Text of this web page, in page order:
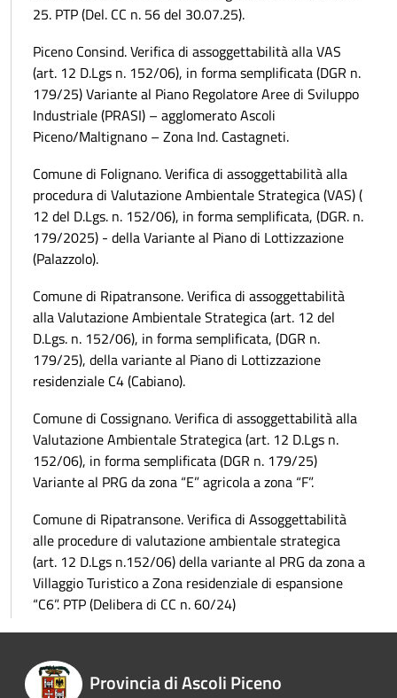
25. PTP (Del. CC n. 56 del 30.07.25).
Piceno Consind. Verifica di assoggettabilità alla VAS
(art. 12 D.Lgs n. 152/06), in forma semplificata (DGR n.
179/25) Variante al Piano Regolatore Aree di Sviluppo
Industriale (PRASI) – agglomerato Ascoli
Piceno/Maltignano – Zona Ind. Castagneti.
Comune di Folignano. Verifica di assoggettabilità alla
procedura di Valutazione Ambientale Strategica (VAS) (
12 del D.Lgs. n. 152/06), in forma semplificata, (DGR. n.
179/2025) - della Variante al Piano di Lottizzazione
(Palazzolo).
Comune di Ripatransone. Verifica di assoggettabilità
alla Valutazione Ambientale Strategica (art. 12 del
D.Lgs. n. 152/06), in forma semplificata, (DGR n.
179/25), della variante al Piano di Lottizzazione
residenziale C4 (Cabiano).
Comune di Cossignano. Verifica di assoggettabilità alla
Valutazione Ambientale Strategica (art. 12 D.Lgs n.
152/06), in forma semplificata (DGR n. 179/25)
Variante al PRG da zona “E” agricola a zona “F”.
Comune di Ripatransone. Verifica di Assoggettabilità
alle procedure di valutazione ambientale strategica
(art. 12 D.Lgs n.152/06) della variante al PRG da zona a
Villaggio Turistico a Zona residenziale di espansione
“C6”. PTP (Delibera di CC n. 60/24)
Provincia di Ascoli Piceno